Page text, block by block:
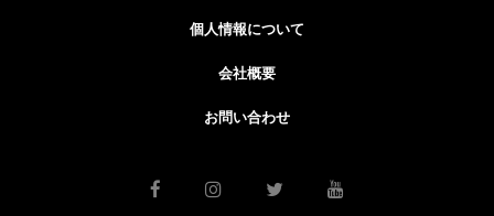
個人情報について
会社概要
お問い合わせ